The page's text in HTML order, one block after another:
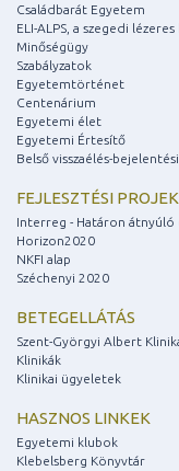
Családbarát Egyetem
ELI-ALPS, a szegedi
Minőségügy
Szabályzatok
Egyetemtörténet
Centenárium
Egyetemi élet
Egyetemi Értesítő
Belső visszaélés-
FEJLESZTÉSI
Interreg - Határon
Horizon2020
NKFI alap
Széchenyi 2020
BETEGELLÁTÁS
Szent-Györgyi Albert
Klinikák
Klinikai ügyeletek
HASZNOS LINKEK
Egyetemi klubok
Klebelsberg Könyvtár